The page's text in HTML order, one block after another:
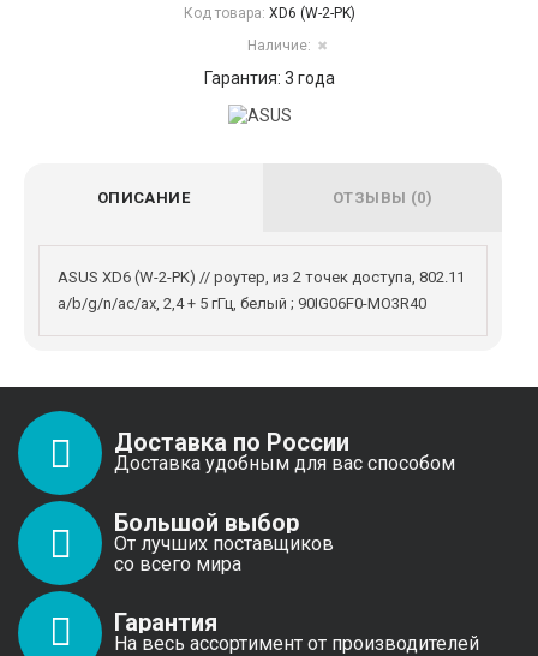
ОПИСАНИЕ ОТЗЫВЫ (0)
ASUS XD6 (W-2-PK) // роутер, из 2 точек доступа, 802.11
a/b/g/n/ac/ax, 2,4 + 5 гГц, белый ; 90IG06F0-MO3R40
Код товара: XD6 (W-2-PK)
Наличие: ✖
Гарантия: 3 года
Доставка по России
Доставка удобным для вас способом
Большой выбор
От лучших поставщиков
со всего мира
Гарантия
На весь ассортимент от производителей